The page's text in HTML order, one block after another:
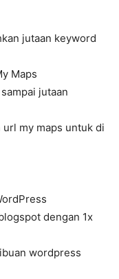
jutaan keyword
Maps
jutaan
my maps untuk di
dengan 1x
wordpress